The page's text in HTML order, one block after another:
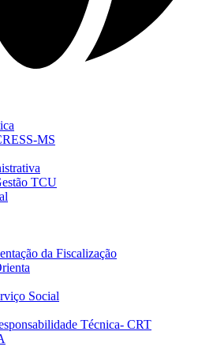
MS
TCU
da Fiscalização
Social
Técnica- CRT